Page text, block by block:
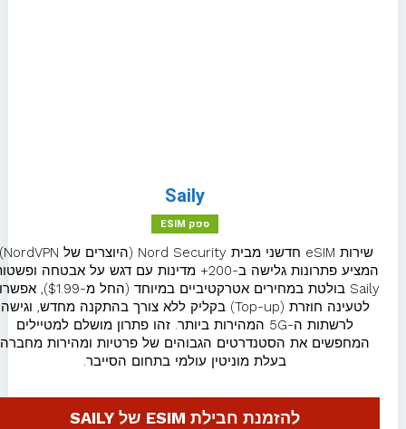
eSIM לפולין
eSIM לפורטוגל
eSIM לפינלנד
eSIM לצ'כיה
eSIM לקנדה
Saily
שירות eSIM חדשני מבית Nord Security (היוצרים של NordVPN),
המציע פתרונות גלישה ב-200+ מדינות עם דגש על אבטחה ופשטות.
Saily בולטת במחירים אטרקטיביים במיוחד (החל מ-$1.99), אפשרות
לטעינה חוזרת (Top-up) בקליק ללא צורך בהתקנה מחדש, וגישה
לרשתות ה-5G המהירות ביותר. זהו פתרון מושלם למטיילים
המחפשים את הסטנדרטים הגבוהים של פרטיות ומהירות מחברה
בעלת מוניטין עולמי בתחום הסייבר.
להזמנת חבילת ESIM של SAILY